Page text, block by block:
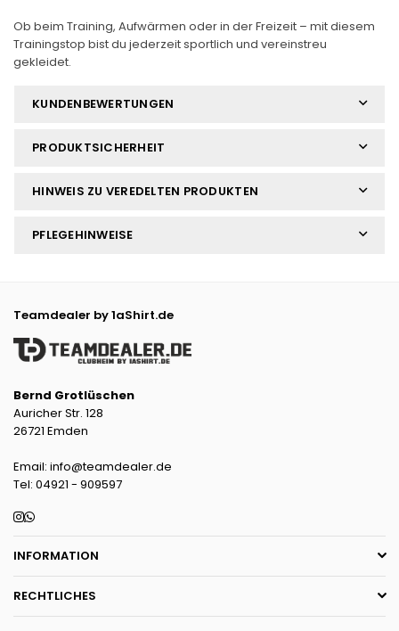
Ob beim Training, Aufwärmen oder in der Freizeit – mit diesem
Trainingstop bist du jederzeit sportlich und vereinstreu
gekleidet.
KUNDENBEWERTUNGEN
PRODUKTSICHERHEIT
HINWEIS ZU VEREDELTEN PRODUKTEN
PFLEGEHINWEISE
Teamdealer by 1aShirt.de
Bernd Grotlüschen
Auricher Str. 128
26721 Emden
Email: info@teamdealer.de
Tel: 04921 - 909597
Instagram
Whatsapp
INFORMATION
RECHTLICHES